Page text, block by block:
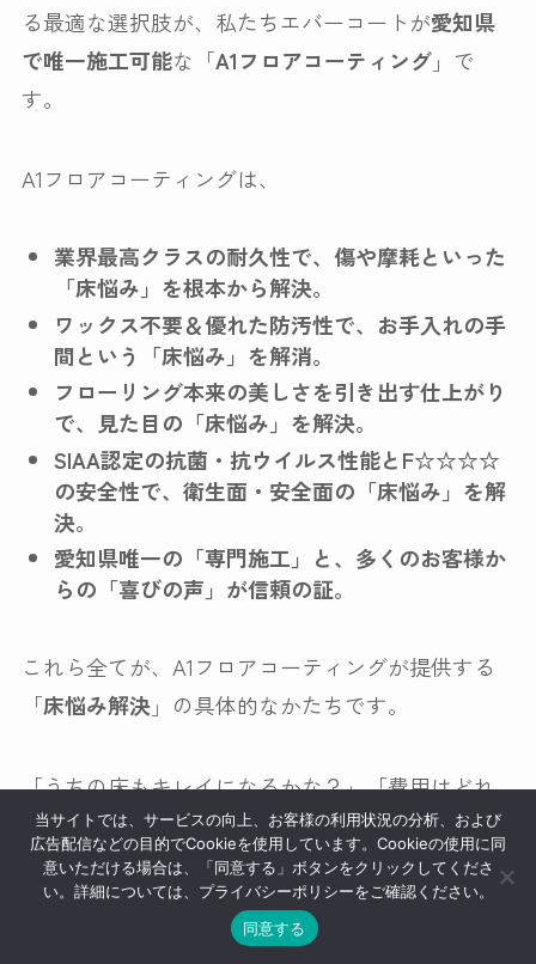
る最適な選択肢が、私たちエバーコートが愛知県
で唯一施工可能な「A1フロアコーティング」で
す。
A1フロアコーティングは、
業界最高クラスの耐久性で、傷や摩耗といった
「床悩み」を根本から解決。
ワックス不要＆優れた防汚性で、お手入れの手
間という「床悩み」を解消。
フローリング本来の美しさを引き出す仕上がり
で、見た目の「床悩み」を解決。
SIAA認定の抗菌・抗ウイルス性能とF☆☆☆☆
の安全性で、衛生面・安全面の「床悩み」を解
決。
愛知県唯一の「専門施工」と、多くのお客様か
らの「喜びの声」が信頼の証。
これら全てが、A1フロアコーティングが提供する
「床悩み解決」の具体的なかたちです。
「うちの床もキレイになるかな？」「費用はどれ
くらいかかるの？」 どんな些細な疑問やご不安で
も構いません。まずは、清須市、北名古屋市、あ
ま市 のフロアコーティング専門業者であるエバー
コートまでお気軽にご相談ください。お客様の大
当サイトでは、サービスの向上、お客様の利用状況の分析、および
広告配信などの目的でCookieを使用しています。Cookieの使用に同
意いただける場合は、「同意する」ボタンをクリックしてくださ
い。詳細については、プライバシーポリシーをご確認ください。
同意する